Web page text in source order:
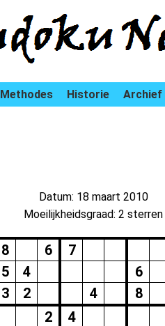
Methodes Historie Archief
Datum: 18 maart 2010
Moeilijkheidsgraad: 2 sterren
8 6 7
5
4
6
3
2 4
8
2
4